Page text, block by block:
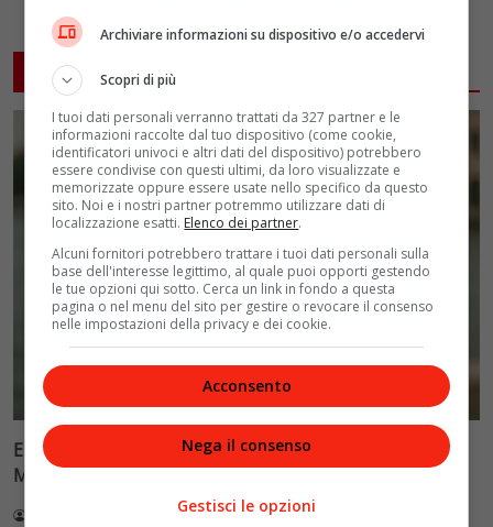
ARTICOLI CORRELATI
Ellen Burstyn riceve il Leone d’Oro alla carriera alla
Mostra di Venezia 2026
4 Agosto 2026
Archiviare informazioni su dispositivo e/o accedervi
Scopri di più
I tuoi dati personali verranno trattati da 327 partner e le
informazioni raccolte dal tuo dispositivo (come cookie,
identificatori univoci e altri dati del dispositivo) potrebbero
essere condivise con questi ultimi, da loro visualizzate e
memorizzate oppure essere usate nello specifico da questo
sito. Noi e i nostri partner potremmo utilizzare dati di
localizzazione esatti. Elenco dei partner.
Alcuni fornitori potrebbero trattare i tuoi dati personali sulla
base dell'interesse legittimo, al quale puoi opporti gestendo
le tue opzioni qui sotto. Cerca un link in fondo a questa
pagina o nel menu del sito per gestire o revocare il consenso
nelle impostazioni della privacy e dei cookie.
Acconsento
Nega il consenso
Gestisci le opzioni